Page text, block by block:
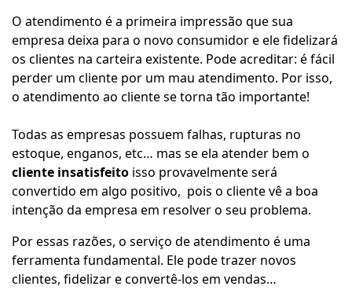
O atendimento é a primeira impressão que sua
empresa deixa para o novo consumidor e ele fidelizará
os clientes na carteira existente. Pode acreditar: é fácil
perder um cliente por um mau atendimento. Por isso,
o atendimento ao cliente se torna tão importante!
Todas as empresas possuem falhas, rupturas no
estoque, enganos, etc… mas se ela atender bem o
cliente insatisfeito isso provavelmente será
convertido em algo positivo, pois o cliente vê a boa
intenção da empresa em resolver o seu problema.
Por essas razões, o serviço de atendimento é uma
ferramenta fundamental. Ele pode trazer novos
clientes, fidelizar e convertê-los em vendas…